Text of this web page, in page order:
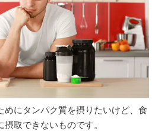
めにタンパク質を摂りたいけど、食
取できないものです。